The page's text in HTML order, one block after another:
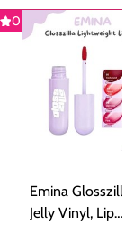
0
Emina
Jelly Vinyl, Lip